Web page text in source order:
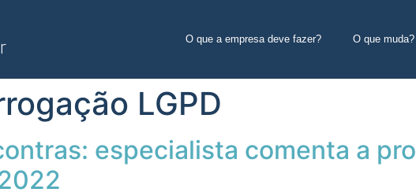
O que a empresa deve fazer? O que muda?
LGPD
especialista comenta a